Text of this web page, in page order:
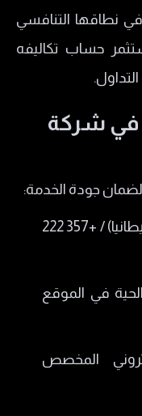
نطاقها التنافسي
حساب تكاليفه
في شركة
+44 203 150 0832 (بريطانيا) / +357 222
في الموقع
المخصص